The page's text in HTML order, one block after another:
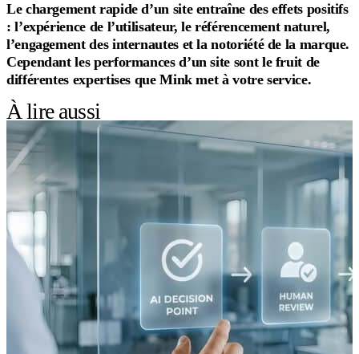
Le chargement rapide d’un site entraîne des effets positifs
: l’expérience de l’utilisateur, le référencement naturel,
l’engagement des internautes et la notoriété de la marque.
Cependant les performances d’un site sont le fruit de
différentes expertises que Mink met à votre service.
À lire aussi